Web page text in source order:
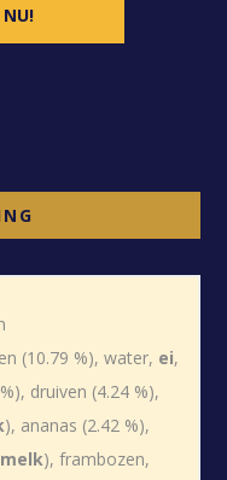
(10.79 %), water, ei,
druiven (4.24 %),
), ananas (2.42 %),
melk), frambozen,